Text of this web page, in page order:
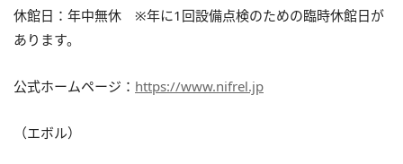
休館日：年中無休 ※年に1回設備点検のための臨時休館日が
あります。
公式ホームページ： https://www.nifrel.jp
（エボル）